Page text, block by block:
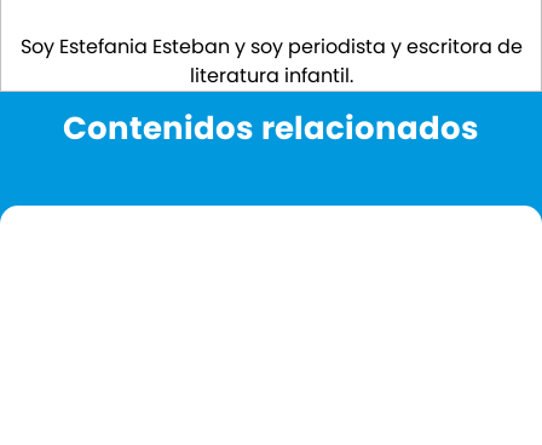
Soy Estefania Esteban y soy periodista y escritora de
literatura infantil.
Contenidos relacionados